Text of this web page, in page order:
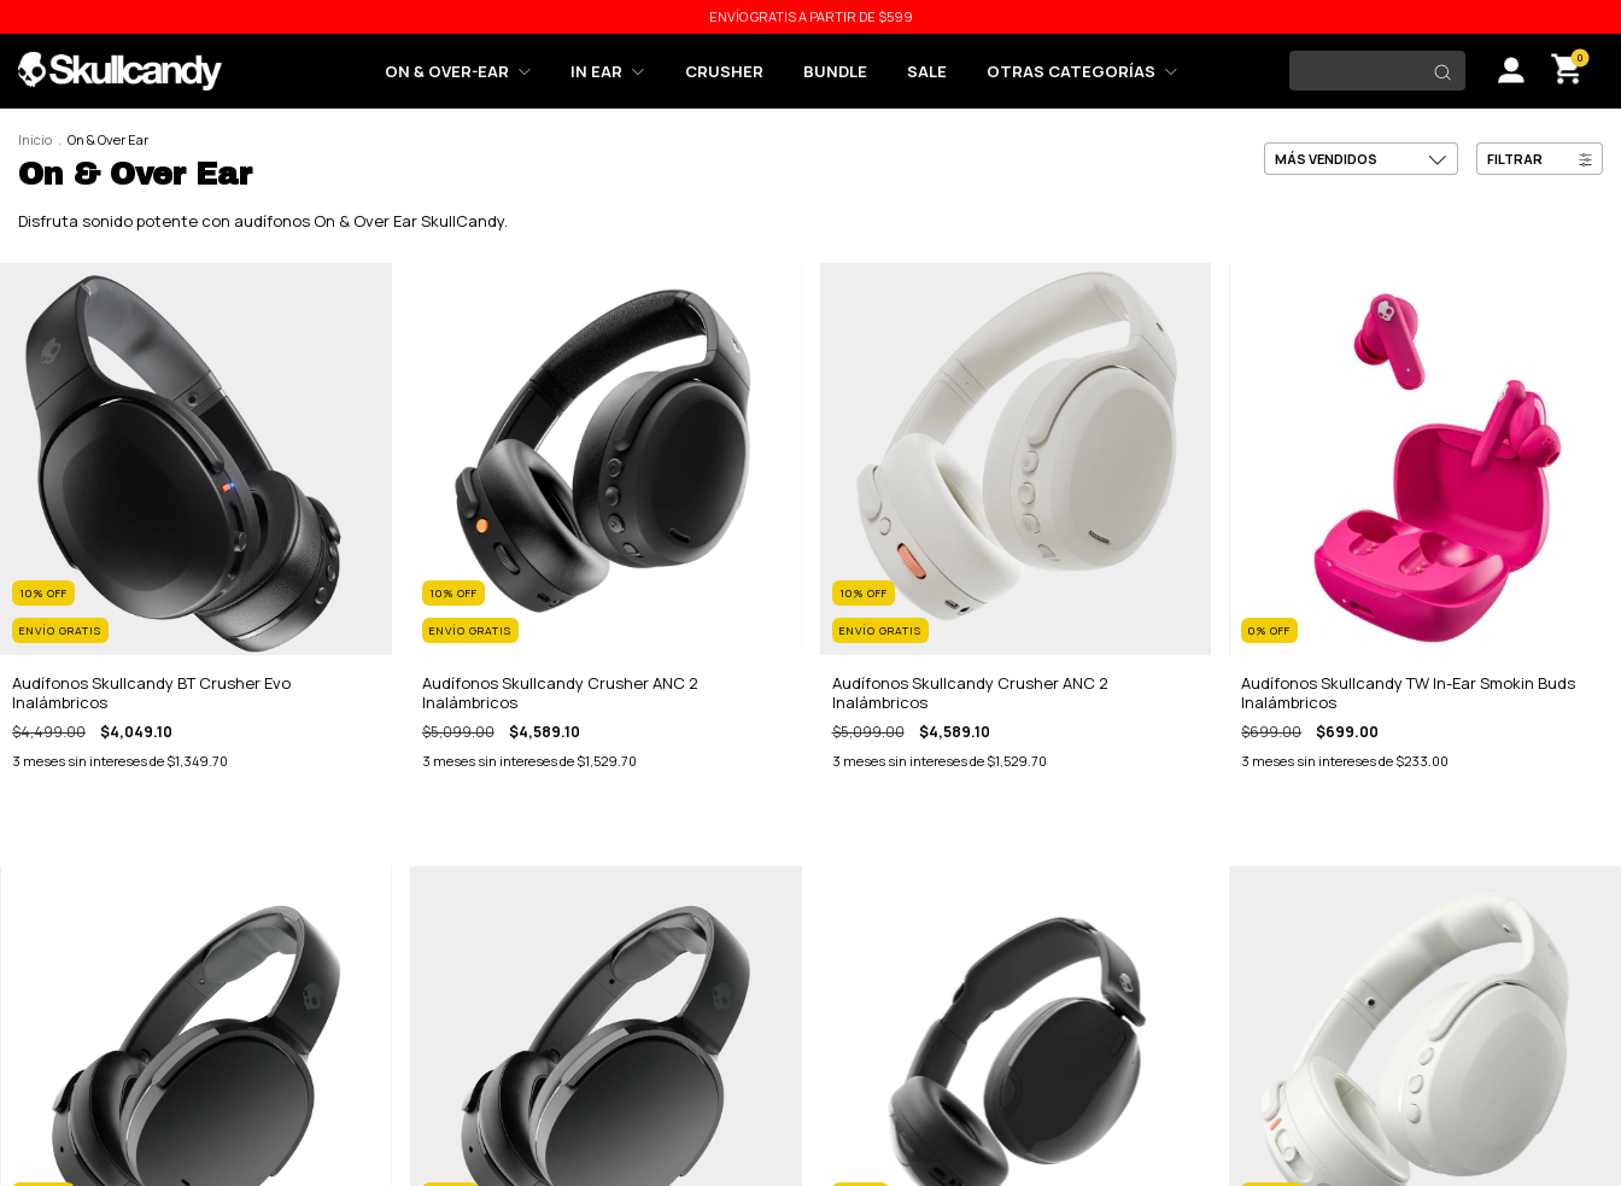
ENVÍO GRATIS A PARTIR DE $599
ON & OVER-EAR IN EAR CRUSHER BUNDLE SALE OTRAS CATEGORÍAS
0
Inicio On & Over Ear
On & Over Ear FILTRAR
Disfruta sonido potente con audífonos On & Over Ear SkullCandy.
10% OFF
ENVÍO GRATIS
Audífonos Skullcandy BT Crusher Evo
Inalámbricos
$4,499.00 $4,049.10
3 meses sin intereses de $1,349.70
10% OFF
ENVÍO GRATIS
Audífonos Skullcandy Crusher ANC 2
Inalámbricos
$5,099.00 $4,589.10
3 meses sin intereses de $1,529.70
10% OFF
ENVÍO GRATIS
Audífonos Skullcandy Crusher ANC 2
Inalámbricos
$5,099.00 $4,589.10
3 meses sin intereses de $1,529.70
0%OFF
Audífonos Skullcandy TW In-Ear Smokin Buds
Inalámbricos
$699.00 $699.00
3 meses sin intereses de $233.00